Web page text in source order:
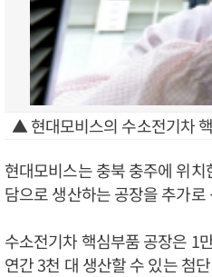
▲ 현대모비스의 수소전기차
현대모비스는 충북 충주에 위
담으로 생산하는 공장을 추가
수소전기차 핵심부품 공장은 1
연간 3천 대 생산할 수 있는 첨